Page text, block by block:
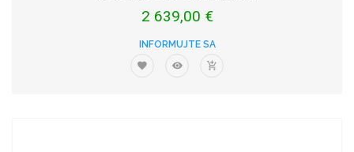
2 639,00 €
INFORMUJTE SA